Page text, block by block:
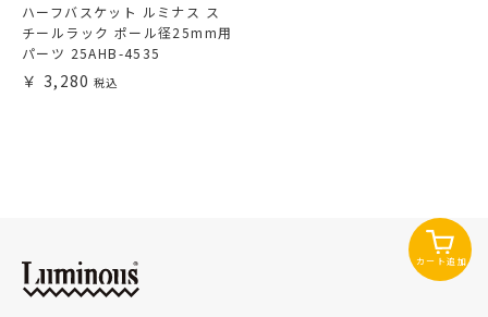
ハーフバスケット ルミナス ス
チールラック ポール径25mm用
パーツ 25AHB-4535
3,280
カート追加